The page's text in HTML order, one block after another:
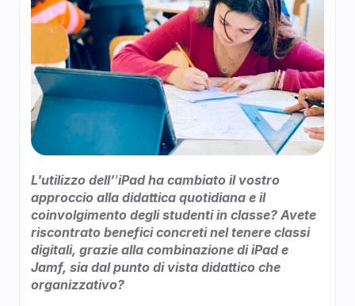
L'utilizzo dell’’iPad ha cambiato il vostro
approccio alla didattica quotidiana e il
coinvolgimento degli studenti in classe? Avete
riscontrato benefici concreti nel tenere classi
digitali, grazie alla combinazione di iPad e
Jamf, sia dal punto di vista didattico che
organizzativo?